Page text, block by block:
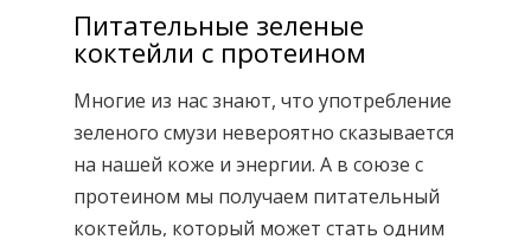
Питательные зеленые
коктейли с протеином
Многие из нас знают, что употребление
зеленого смузи невероятно сказывается
на нашей коже и энергии. А в союзе с
протеином мы получаем питательный
коктейль, который может стать одним